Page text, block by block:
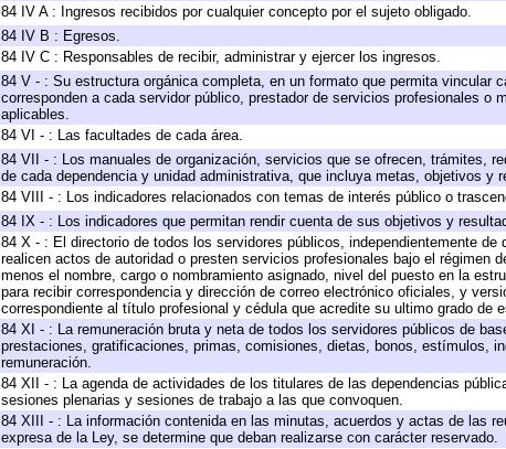
84 IV A : Ingresos recibidos por cualquier concepto por el sujeto obligado.
84 IV B : Egresos.
84 IV C : Responsables de recibir, administrar y ejercer los ingresos.
84 V - : Su estructura orgánica completa, en un formato que permita vincular
corresponden a cada servidor público, prestador de servicios profesionales
aplicables.
84 VI - : Las facultades de cada área.
84 VII - : Los manuales de organización, servicios que se ofrecen, trámites,
de cada dependencia y unidad administrativa, que incluya metas, objetivos y
84 VIII - : Los indicadores relacionados con temas de interés público o
84 IX - : Los indicadores que permitan rendir cuenta de sus objetivos y
84 X - : El directorio de todos los servidores públicos, independientemente
realicen actos de autoridad o presten servicios profesionales bajo el régimen
menos el nombre, cargo o nombramiento asignado, nivel del puesto en la
para recibir correspondencia y dirección de correo electrónico oficiales, y
correspondiente al título profesional y cédula que acredite su ultimo grado de
84 XI - : La remuneración bruta y neta de todos los servidores públicos de
prestaciones, gratificaciones, primas, comisiones, dietas, bonos, estímulos,
remuneración.
84 XII - : La agenda de actividades de los titulares de las dependencias
sesiones plenarias y sesiones de trabajo a las que convoquen.
84 XIII - : La información contenida en las minutas, acuerdos y actas de las
expresa de la Ley, se determine que deban realizarse con carácter reservado.